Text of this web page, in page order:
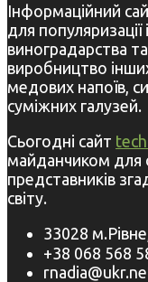
Інформаційний
для
виноградарства
виробництво
медових напоїв,
суміжних галузей.
Сьогодні сайт
майданчиком для
представників
світу.
33028
+38 068 568